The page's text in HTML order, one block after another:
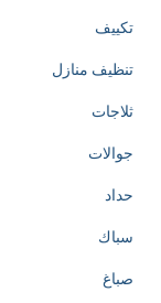
تكييف
تنظيف منازل
ثلاجات
جوالات
حداد
سباك
صباغ